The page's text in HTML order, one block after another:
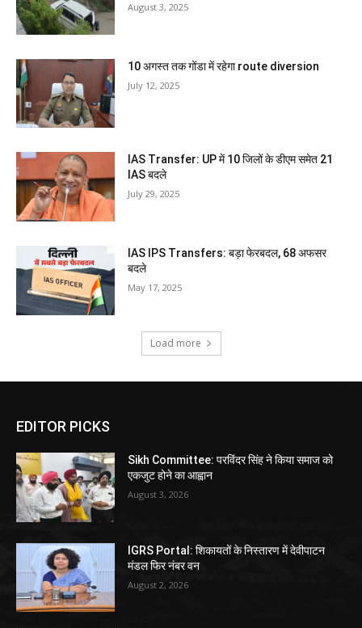
August 3, 2025
10 अगस्त तक गोंडा में रहेगा route diversion
July 12, 2025
IAS Transfer: UP में 10 जिलों के डीएम समेत 21
IAS बदले
July 29, 2025
IAS IPS Transfers: बड़ा फेरबदल, 68 अफसर
बदले
May 17, 2025
Load more
EDITOR PICKS
Sikh Committee: परविंदर सिंह ने किया समाज को
एकजुट होने का आह्वान
August 3, 2026
IGRS Portal: शिकायतों के निस्तारण में देवीपाटन
मंडल फिर नंबर वन
August 2, 2026